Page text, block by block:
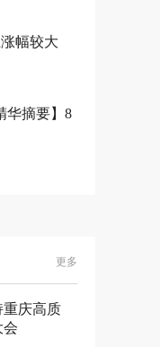
幅较大
华摘要】8
更多
重庆高质
会